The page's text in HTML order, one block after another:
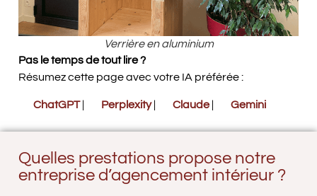
Verrière en aluminium
Pas le temps de tout lire ?
Résumez cette page avec votre IA préférée :
ChatGPT Perplexity Claude Gemini
Quelles prestations propose notre
entreprise d’agencement intérieur ?